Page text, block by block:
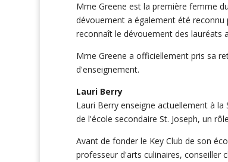
Mme Greene est la première femme
dévouement a également été
reconnaît le dévouement des lauréats
Mme Greene a officiellement pris sa
d'enseignement.
Lauri Berry
Lauri Berry enseigne actuellement à la
de l'école secondaire St. Joseph, un
Avant de fonder le Key Club de son
professeur d'arts culinaires, conseiller